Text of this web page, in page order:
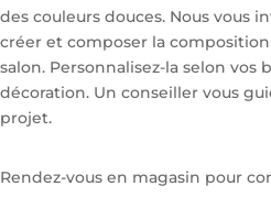
des couleurs douces. Nous vous
créer et composer la
salon. Personnalisez-la selon vos
décoration. Un conseiller vous
projet.
Rendez-vous en magasin pour